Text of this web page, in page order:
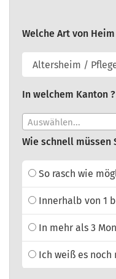
Welche Art von
In welchem Kanton ?
Auswählen...
Wie schnell müssen
So rasch wie
Innerhalb von 1
In mehr als 3
Ich weiß es noch